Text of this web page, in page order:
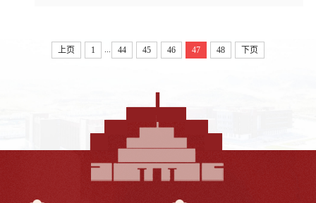
共享了优秀...
上页 1 44 45 46 47 48 下页